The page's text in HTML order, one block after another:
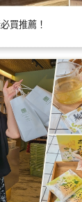
買推薦！